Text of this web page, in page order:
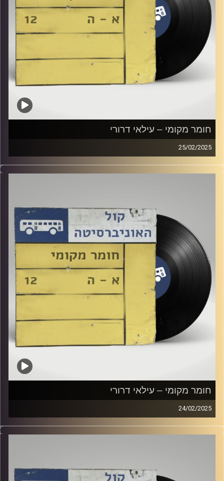
חומר מקומי – עילאי דרורי
25/02/2025
שעה של מוזיקה ישראלית עם עילאי דרורי
חומר מקומי – עילאי דרורי
24/02/2025
שעה של מוזיקה ישראלית עם עילאי דרורי